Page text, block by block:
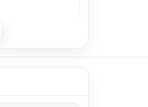
接池耗尽路径
接，新请求因